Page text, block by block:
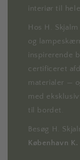
interiør til
Hos H.
og
inspirerende
certificeret
materialer —
med
til bordet.
Besøg H.
København K.